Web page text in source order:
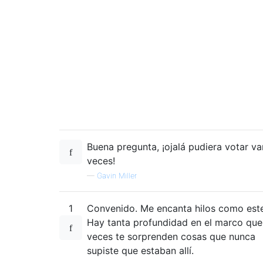
Buena pregunta, ¡ojalá pudiera votar
veces!
— Gavin Miller
1
Convenido. Me encanta hilos como
Hay tanta profundidad en el marco
veces te sorprenden cosas que nunca
supiste que estaban allí.